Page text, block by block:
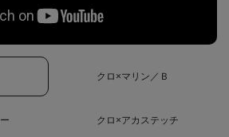
クロ×マリン／Ｂ
クロ×アカステッチ